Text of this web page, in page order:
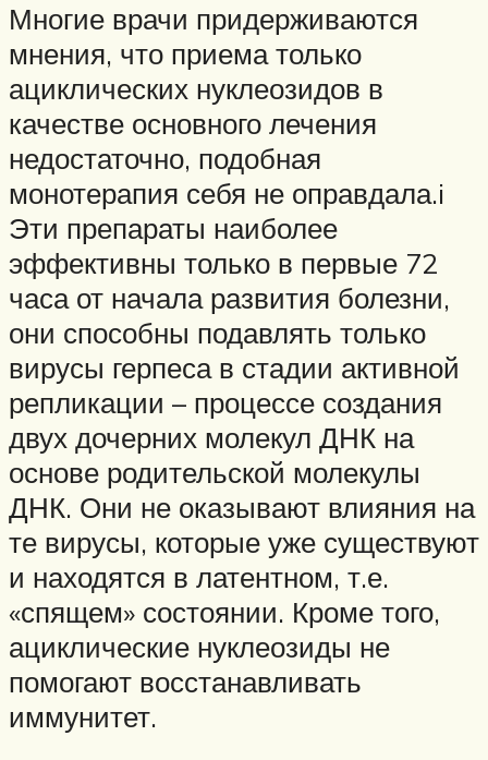
Многие врачи придерживаются
мнения, что приема только
ациклических нуклеозидов в
качестве основного лечения
недостаточно, подобная
монотерапия себя не оправдала.i
Эти препараты наиболее
эффективны только в первые 72
часа от начала развития болезни,
они способны подавлять только
вирусы герпеса в стадии активной
репликации – процессе создания
двух дочерних молекул ДНК на
основе родительской молекулы
ДНК. Они не оказывают влияния на
те вирусы, которые уже существуют
и находятся в латентном, т.е.
«спящем» состоянии. Кроме того,
ациклические нуклеозиды не
помогают восстанавливать
иммунитет.